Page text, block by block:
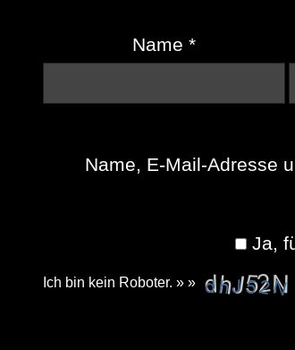
Name*
Name, E-Mail-Adresse
Ja,
Ich bin kein Roboter. » »